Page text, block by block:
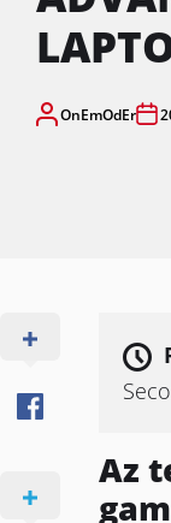
OnEmOdEr
Az